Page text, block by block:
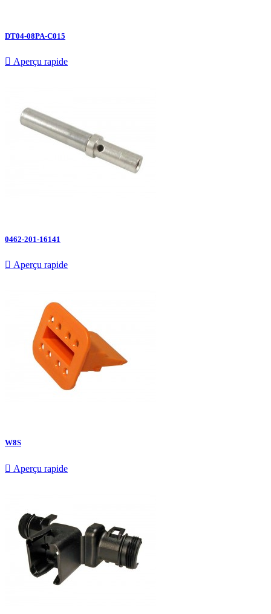
DT04-08PA-C015
 Aperçu rapide
0462-201-16141
 Aperçu rapide
W8S
 Aperçu rapide